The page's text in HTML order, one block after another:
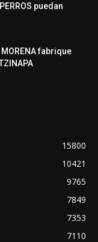
puedan
MORENA fabrique
15800
10421
9765
7849
7353
7110